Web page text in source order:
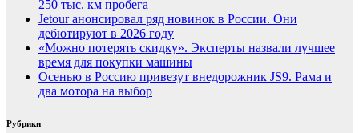
250 тыс. км пробега
Jetour анонсировал ряд новинок в России. Они
дебютируют в 2026 году
«Можно потерять скидку». Эксперты назвали лучшее
время для покупки машины
Осенью в Россию привезут внедорожник JS9. Рама и
два мотора на выбор
Рубрики